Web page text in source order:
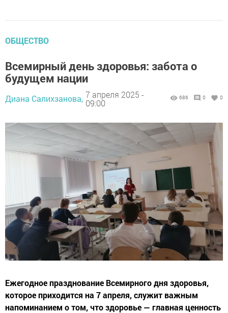
ОБЩЕСТВО
Всемирный день здоровья: забота о
будущем нации
Диана Салихзанова, 7 апреля 2025 -
09:00
686 0 0
Ежегодное празднование Всемирного дня здоровья,
которое приходится на 7 апреля, служит важным
напоминанием о том, что здоровье — главная ценность